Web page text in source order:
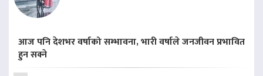
आज पनि देशभर वर्षाको सम्भावना, भारी वर्षाले जनजीवन प्रभावित
हुन सक्ने